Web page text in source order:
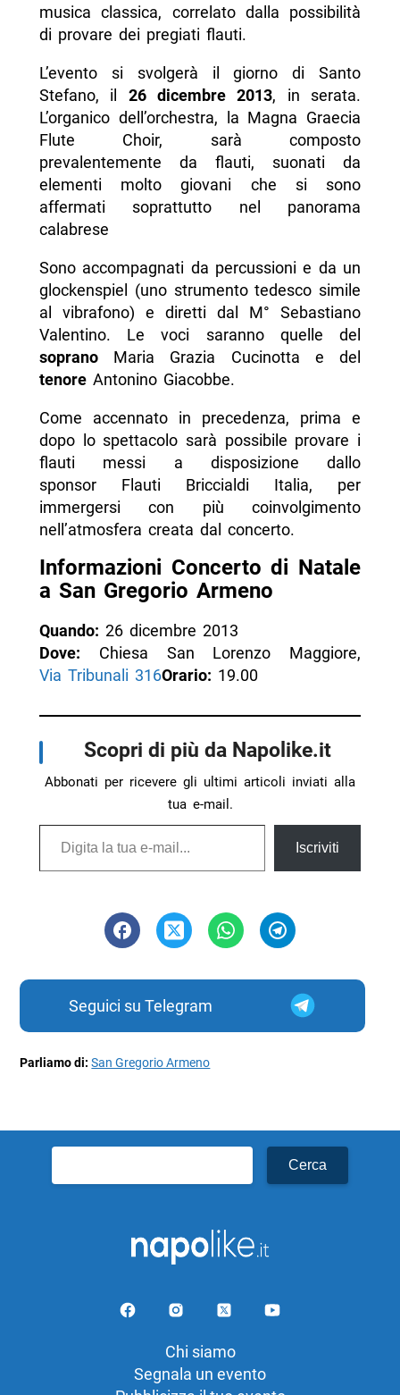
musica classica, correlato dalla possibilità
di provare dei pregiati flauti.
L’evento si svolgerà il giorno di Santo
Stefano, il 26 dicembre 2013, in serata.
L’organico dell’orchestra, la Magna Graecia
Flute Choir, sarà composto
prevalentemente da flauti, suonati da
elementi molto giovani che si sono
affermati soprattutto nel panorama
calabrese
Sono accompagnati da percussioni e da un
glockenspiel (uno strumento tedesco simile
al vibrafono) e diretti dal M° Sebastiano
Valentino. Le voci saranno quelle del
sopranoMaria Grazia Cucinotta e del
tenoreAntonino Giacobbe.
Come accennato in precedenza, prima e
dopo lo spettacolo sarà possibile provare i
flauti messi a disposizione dallo
sponsor Flauti Briccialdi Italia, per
immergersi con più coinvolgimento
nell’atmosfera creata dal concerto.
Informazioni Concerto di Natale
a San Gregorio Armeno
Quando: 26 dicembre 2013
Dove: Chiesa San Lorenzo Maggiore,
Via Tribunali 316Orario: 19.00
Scopri di più da Napolike.it
Abbonati per ricevere gli ultimi articoli inviati alla
tua e-mail.
Digita la tua e-mail...
Iscriviti
Seguici su Telegram
Parliamo di:San Gregorio Armeno
per:
Chi siamo
Segnala un evento